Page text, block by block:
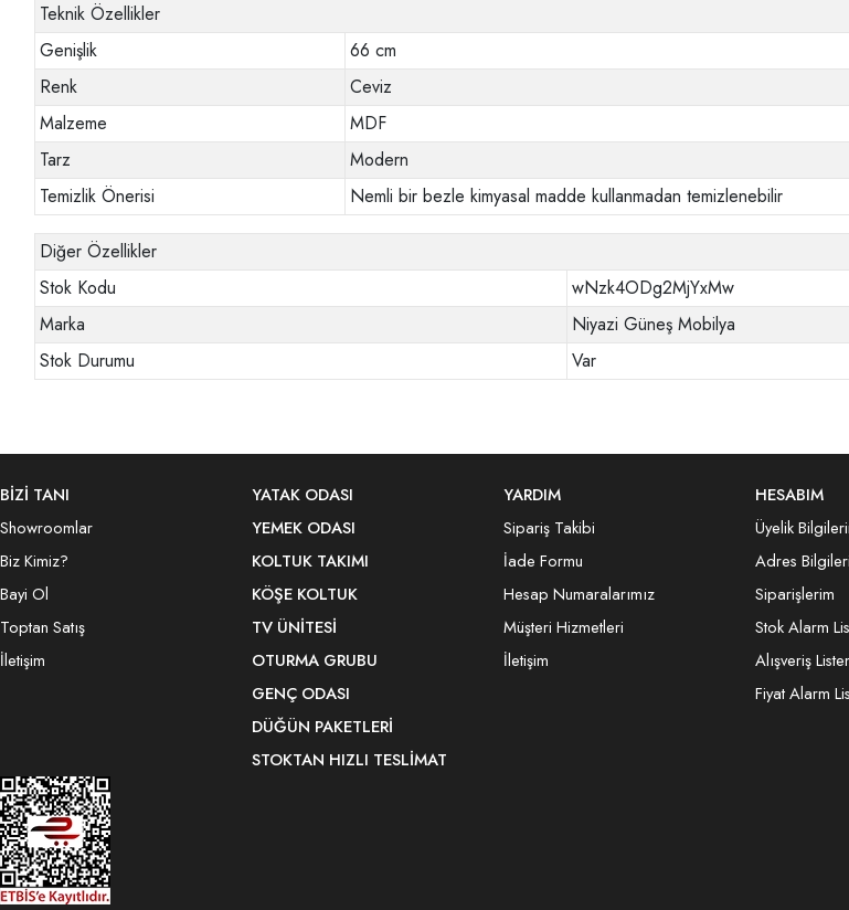
Teknik Özellikler
Genişlik
66 cm
Renk
Ceviz
Malzeme
MDF
Tarz
Modern
Temizlik Önerisi
Nemli bir bezle kimyasal madde kullanmadan temizlenebilir
Diğer Özellikler
Stok Kodu
wNzk4ODg2MjYxMw
Marka
Niyazi Güneş Mobilya
Stok Durumu
Var
BİZİ TANI
Showroomlar
Biz Kimiz?
Bayi Ol
Toptan Satış
İletişim
YATAK ODASI
YEMEK ODASI
KOLTUK TAKIMI
KÖŞE KOLTUK
TV ÜNITESI
OTURMA GRUBU
GENÇ ODASI
DÜĞÜN PAKETLERI
STOKTAN HIZLI TESLIMAT
YARDIM
Sipariş Takibi
İade Formu
Hesap Numaralarımız
Müşteri Hizmetleri
İletişim
HESABIM
Üyelik
Adres
Siparişlerim
Stok Alarm
Alışveriş
Fiyat Alarm